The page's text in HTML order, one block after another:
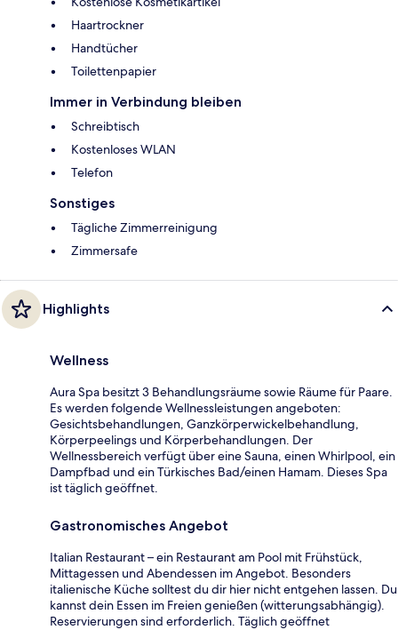
Haartrockner
Handtücher
Toilettenpapier
Immer in Verbindung bleiben
Schreibtisch
Kostenloses WLAN
Telefon
Sonstiges
Tägliche Zimmerreinigung
Zimmersafe
Highlights
Wellness
Aura Spa besitzt 3 Behandlungsräume sowie Räume für Paare.
Es werden folgende Wellnessleistungen angeboten:
Gesichtsbehandlungen, Ganzkörperwickelbehandlung,
Körperpeelings und Körperbehandlungen. Der
Wellnessbereich verfügt über eine Sauna, einen Whirlpool, ein
Dampfbad und ein Türkisches Bad/einen Hamam. Dieses Spa
ist täglich geöffnet.
Gastronomisches Angebot
Italian Restaurant – ein Restaurant am Pool mit Frühstück,
Mittagessen und Abendessen im Angebot. Besonders
italienische Küche solltest du dir hier nicht entgehen lassen. Du
kannst dein Essen im Freien genießen (witterungsabhängig).
Reservierungen sind erforderlich. Täglich geöffnet